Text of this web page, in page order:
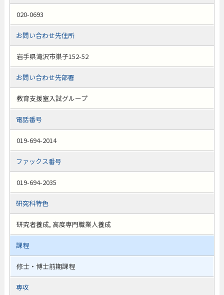
020-0693
お問い合わせ先住所
岩手県滝沢市巣子152-52
お問い合わせ先部署
教育支援室入試グループ
電話番号
019-694-2014
ファックス番号
019-694-2035
研究科特色
研究者養成, 高度専門職業人養成
課程
修士・博士前期課程
専攻